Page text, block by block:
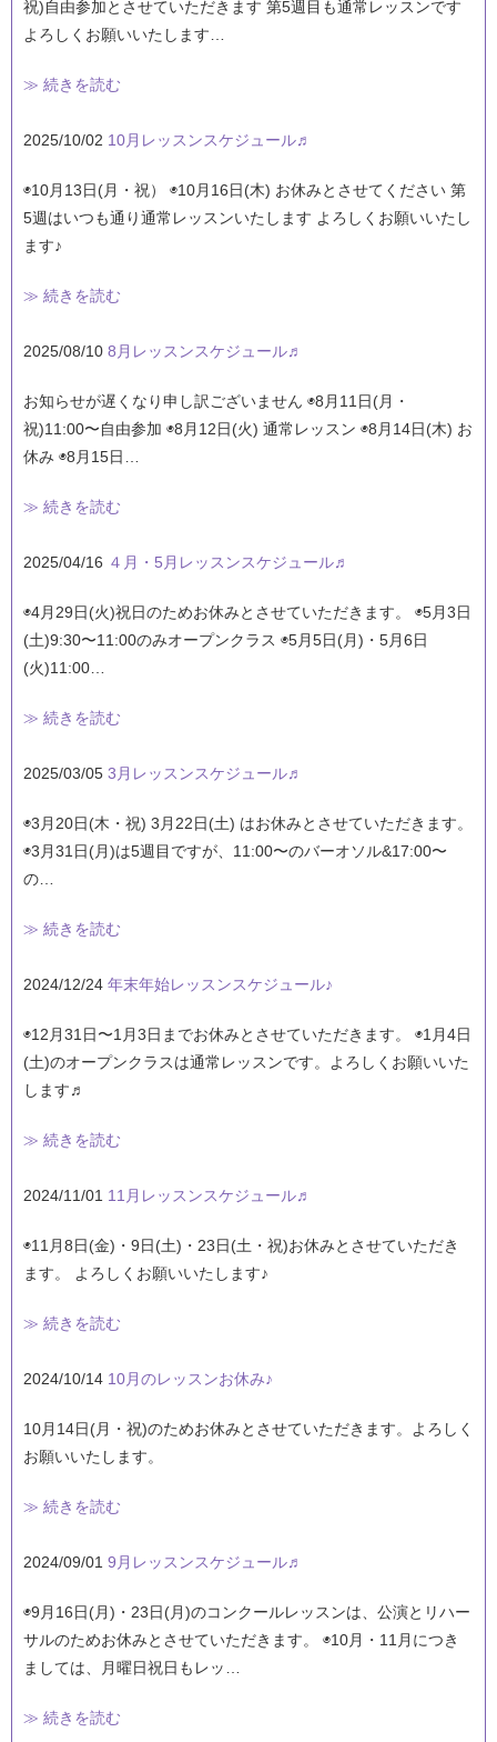
祝)自由参加とさせていただきます 第5週目も通常レッスンです
よろしくお願いいたします…
≫ 続きを読む
2025/10/02 10月レッスンスケジュール♬
◉10月13日(月・祝） ◉10月16日(木) お休みとさせてください 第
5週はいつも通り通常レッスンいたします よろしくお願いいたし
ます♪
≫ 続きを読む
2025/08/10 8月レッスンスケジュール♬
お知らせが遅くなり申し訳ございません ◉8月11日(月・
祝)11:00〜自由参加 ◉8月12日(火) 通常レッスン ◉8月14日(木) お
休み ◉8月15日…
≫ 続きを読む
2025/04/16 ４月・5月レッスンスケジュール♬
◉4月29日(火)祝日のためお休みとさせていただきます。 ◉5月3日
(土)9:30〜11:00のみオープンクラス ◉5月5日(月)・5月6日
(火)11:00…
≫ 続きを読む
2025/03/05 3月レッスンスケジュール♬
◉3月20日(木・祝) 3月22日(土) はお休みとさせていただきます。
◉3月31日(月)は5週目ですが、11:00〜のバーオソル&17:00〜
の…
≫ 続きを読む
2024/12/24 年末年始レッスンスケジュール♪
◉12月31日〜1月3日までお休みとさせていただきます。 ◉1月4日
(土)のオープンクラスは通常レッスンです。よろしくお願いいた
します♬
≫ 続きを読む
2024/11/01 11月レッスンスケジュール♬
◉11月8日(金)・9日(土)・23日(土・祝)お休みとさせていただき
ます。 よろしくお願いいたします♪
≫ 続きを読む
2024/10/14 10月のレッスンお休み♪
10月14日(月・祝)のためお休みとさせていただきます。よろしく
お願いいたします。
≫ 続きを読む
2024/09/01 9月レッスンスケジュール♬
◉9月16日(月)・23日(月)のコンクールレッスンは、公演とリハー
サルのためお休みとさせていただきます。 ◉10月・11月につき
ましては、月曜日祝日もレッ…
≫ 続きを読む